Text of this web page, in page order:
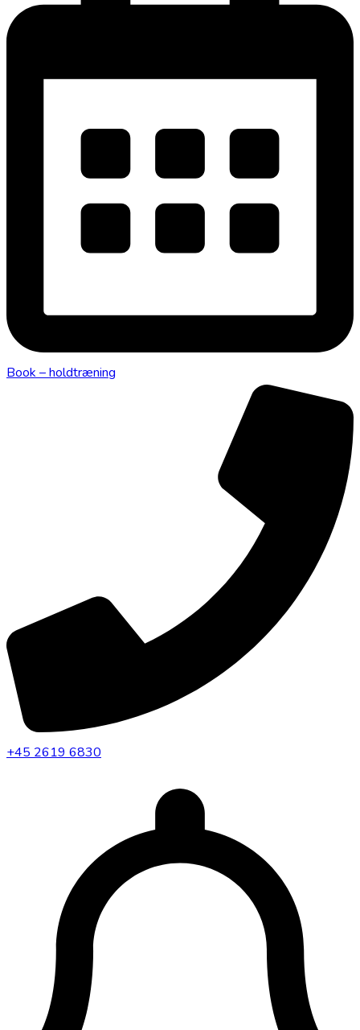
Book – holdtræning
+45 2619 6830